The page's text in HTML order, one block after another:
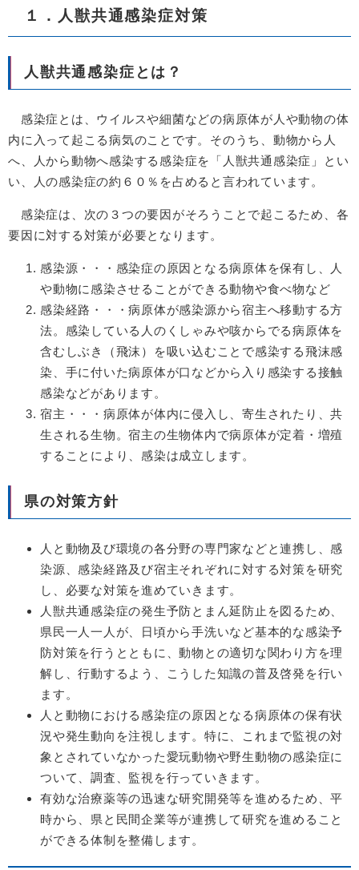
１．人獣共通感染症対策
人獣共通感染症とは？
感染症とは、ウイルスや細菌などの病原体が人や動物の体
内に入って起こる病気のことです。そのうち、動物から人
へ、人から動物へ感染する感染症を「人獣共通感染症」とい
い、人の感染症の約６０％を占めると言われています。
感染症は、次の３つの要因がそろうことで起こるため、各
要因に対する対策が必要となります。
感染源・・・感染症の原因となる病原体を保有し、人
や動物に感染させることができる動物や食べ物など
感染経路・・・病原体が感染源から宿主へ移動する方
法。感染している人のくしゃみや咳からでる病原体を
含むしぶき（飛沫）を吸い込むことで感染する飛沫感
染、手に付いた病原体が口などから入り感染する接触
感染などがあります。
宿主・・・病原体が体内に侵入し、寄生されたり、共
生される生物。宿主の生物体内で病原体が定着・増殖
することにより、感染は成立します。
県の対策方針
人と動物及び環境の各分野の専門家などと連携し、感
染源、感染経路及び宿主それぞれに対する対策を研究
し、必要な対策を進めていきます。
人獣共通感染症の発生予防とまん延防止を図るため、
県民一人一人が、日頃から手洗いなど基本的な感染予
防対策を行うとともに、動物との適切な関わり方を理
解し、行動するよう、こうした知識の普及啓発を行い
ます。
人と動物における感染症の原因となる病原体の保有状
況や発生動向を注視します。特に、これまで監視の対
象とされていなかった愛玩動物や野生動物の感染症に
ついて、調査、監視を行っていきます。
有効な治療薬等の迅速な研究開発等を進めるため、平
時から、県と民間企業等が連携して研究を進めること
ができる体制を整備します。